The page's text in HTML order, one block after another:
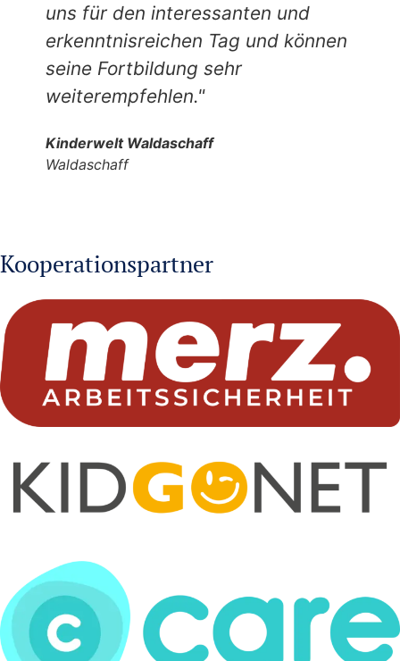
uns für den interessanten und
erkenntnisreichen Tag und können
seine Fortbildung sehr
weiterempfehlen."
Kinderwelt Waldaschaff
Waldaschaff
Kooperationspartner